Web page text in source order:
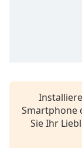
Smartphone
Sie Ihr